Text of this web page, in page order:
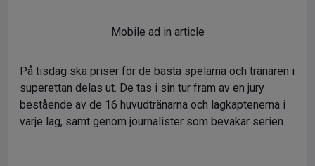
Mobile ad in article
På tisdag ska priser för de bästa spelarna och tränaren i
superettan delas ut. De tas i sin tur fram av en jury
bestående av de 16 huvudtränarna och lagkaptenerna i
varje lag, samt genom journalister som bevakar serien.